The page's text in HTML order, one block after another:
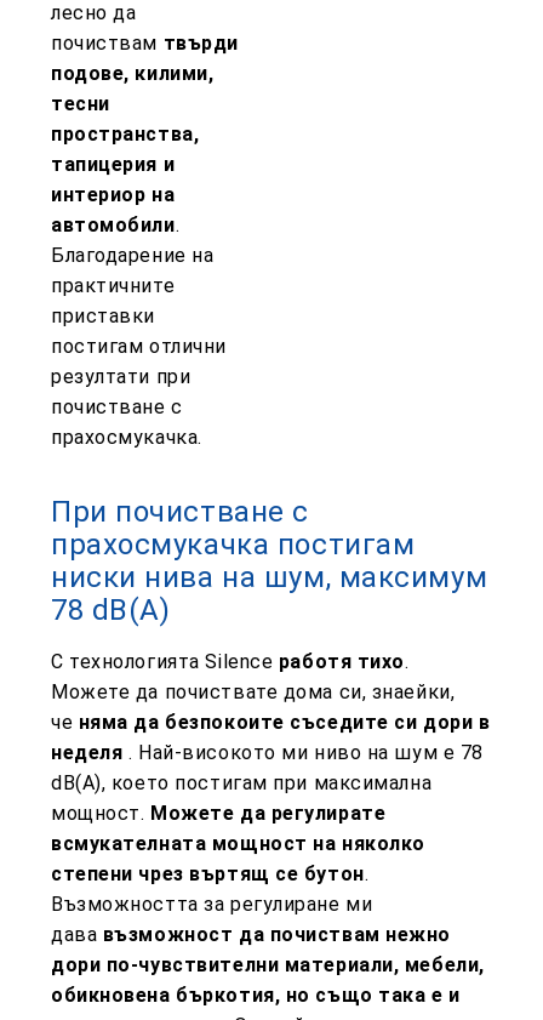
лесно да
почиствам твърди
подове, килими,
тесни
пространства,
тапицерия и
интериор на
автомобили.
Благодарение на
практичните
приставки
постигам отлични
резултати при
почистване с
прахосмукачка.
При почистване с
прахосмукачка постигам
ниски нива на шум, максимум
78 dB(A)
С технологията Silence работя тихо.
Можете да почиствате дома си, знаейки,
че няма да безпокоите съседите си дори в
неделя . Най-високото ми ниво на шум е 78
dB(A), което постигам при максимална
мощност. Можете да регулирате
всмукателната мощност на няколко
степени чрез въртящ се бутон.
Възможността за регулиране ми
дава възможност да почиствам нежно
дори по-чувствителни материали, мебели,
обикновена бъркотия, но също така е и